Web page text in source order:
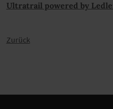
Ultratrail powered by
Zurück